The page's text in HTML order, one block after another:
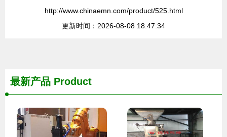
http://www.chinaemn.com/product/525.html
更新时间：2026-08-08 18:47:34
最新产品 Product